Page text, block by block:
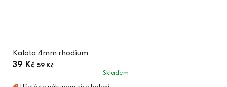
Kalota 4mm rhodium
39 Kč 59 Kč
Skladem